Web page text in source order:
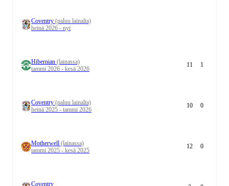
Coventry (paluu lainalta)
heinä 2026 - nyt
Hibernian (lainassa)
tammi 2026 - kesä 2026
11 1
Coventry (paluu lainalta)
heinä 2025 - tammi 2026
10 0
Motherwell (lainassa)
tammi 2025 - kesä 2025
12 0
Coventry